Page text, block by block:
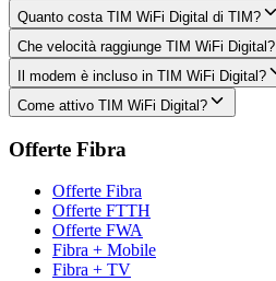
Quanto costa TIM WiFi Digital di TIM?
Che velocità raggiunge TIM WiFi Digital?
Il modem è incluso in TIM WiFi Digital?
Come attivo TIM WiFi Digital?
Offerte Fibra
Offerte Fibra
Offerte FTTH
Offerte FWA
Fibra + Mobile
Fibra + TV